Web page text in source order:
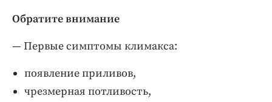
Обратите внимание
— Первые симптомы климакса:
появление приливов,
чрезмерная потливость,